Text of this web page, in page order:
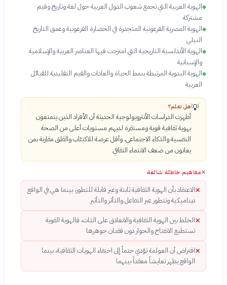
◆الهوية العربية التي تجمع شعوب الدول العربية حول لغة وتاريخ وقيم
مشتركة
◆الهوية المصرية الفرعونية المتجذرة في الحضارة الفرعونية وعمق التاريخ
النيلي
◆الهوية الأندلسية التاريخية التي امتزجت فيها العناصر العربية والإسلامية
والإسبانية
◆الهوية البدوية المرتبطة بنمط الحياة والعادات والقيم التقليدية للقبائل
العربية
💡هل تعلم؟
أظهرت الدراسات الأنثروبولوجية الحديثة أن الأفراد الذين يتمتعون
بهوية ثقافية قوية ومستقرة لديهم مستويات أعلى من الصحة
النفسية والذكاء الاجتماعي، وأقل عرضة للاكتئاب والقلق مقارنة بمن
يعانون من ضعف الانتماء الثقافي.
✕مفاهيم خاطئة شائعة
✕الاعتقاد بأن الهوية الثقافية ثابتة وغير قابلة للتطور، بينما هي في الواقع
ديناميكية وتتطور عبر التفاعل والتأثر والتأثير
✕الخلط بين الهوية الثقافية والانغلاق على الذات، فالهوية القوية
تستطيع الانفتاح والحوار دون فقدان جوهرها
✕افتراض أن العولمة تؤدي حتماً إلى اختفاء الهويات الثقافية، بينما
الواقع يظهر تعايشاً معقداً بينهما